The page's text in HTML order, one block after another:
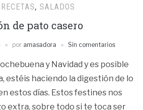
, SALADOS
de pato casero
por amasadora Sin comentarios
y Navidad y es posible
estéis haciendo la digestión de lo
estos días. Estos festines nos
extra, sobre todo si te toca ser